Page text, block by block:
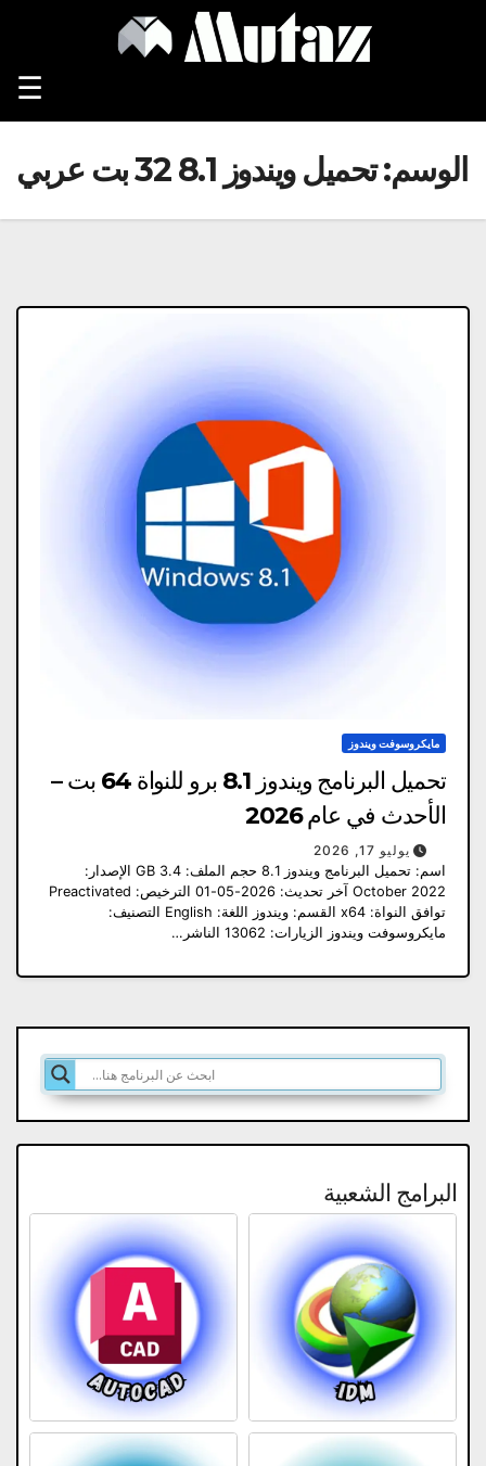
☰
الوسم:تحميل ويندوز 8.1 32 بت عربي
مايكروسوفت ويندوز
تحميل البرنامج ويندوز 8.1 برو للنواة 64 بت –
الأحدث في عام 2026
يوليو 17, 2026
اسم: تحميل البرنامج ويندوز 8.1 حجم الملف: 3.4 GB الإصدار:
October 2022 آخر تحديث: 2026-05-01 الترخيص: Preactivated
توافق النواة: x64 القسم: ويندوز اللغة: English التصنيف:
مايكروسوفت ويندوز الزيارات: 13062 الناشر…
البرامج الشعبية